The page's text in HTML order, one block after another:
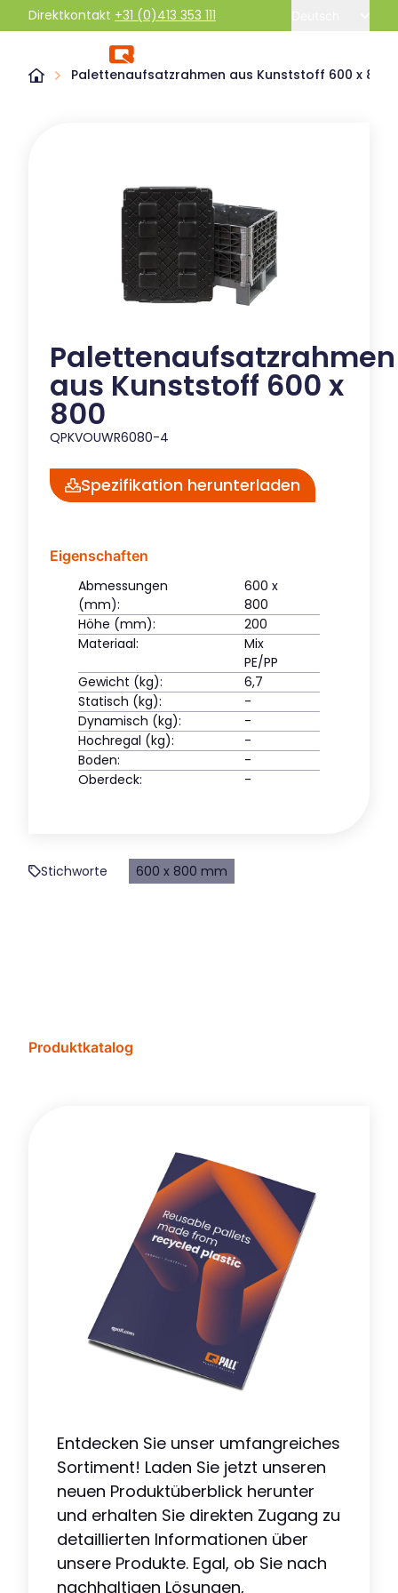
Direktkontakt +31 (0)413 353 111
Palettenaufsatzrahmen aus Kunststoff 600 x 800
Palettenaufsatzrahmen
aus Kunststoff 600 x
800
QPKVOUWR6080-4
Spezifikation herunterladen
Eigenschaften
Abmessungen
(mm):
600 x
800
Höhe (mm):
200
Materiaal:
Mix
PE/PP
Gewicht (kg):
6,7
Statisch (kg):
-
Dynamisch (kg):
-
Hochregal (kg):
-
Boden:
-
Oberdeck:
-
Stichworte 600 x 800 mm
Produktkatalog
Entdecken Sie unser umfangreiches
Sortiment! Laden Sie jetzt unseren
neuen Produktüberblick herunter
und erhalten Sie direkten Zugang zu
detaillierten Informationen über
unsere Produkte. Egal, ob Sie nach
nachhaltigen Lösungen,